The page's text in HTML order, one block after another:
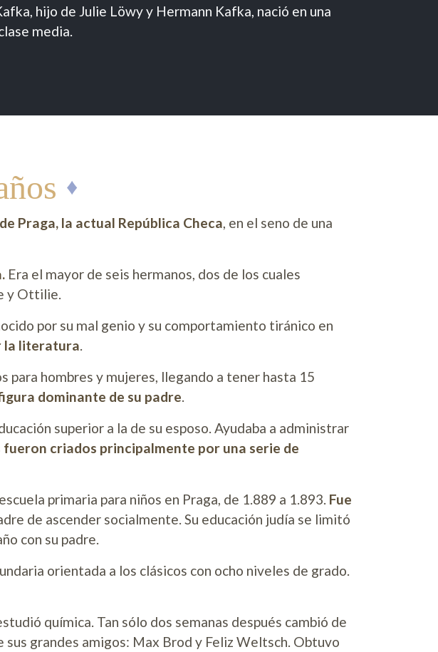
hijo de Julie Löwy y Hermann Kafka, nació en una
media.
Praga, la actual República Checa, en el seno de una
Era el mayor de seis hermanos, dos de los cuales
y Ottilie.
por su mal genio y su comportamiento tiránico en
la literatura.
para hombres y mujeres, llegando a tener hasta 15
dominante de su padre.
superior a la de su esposo. Ayudaba a administrar
fueron criados principalmente por una serie de
primaria para niños en Praga, de 1.889 a 1.893. Fue
de ascender socialmente. Su educación judía se limitó
con su padre.
orientada a los clásicos con ocho niveles de grado.
química. Tan sólo dos semanas después cambió de
sus grandes amigos: Max Brod y Feliz Weltsch. Obtuvo